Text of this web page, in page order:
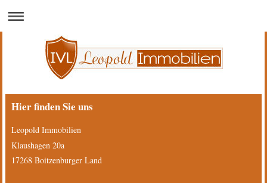
Hier finden Sie uns
Leopold Immobilien
Klaushagen 20a
17268 Boitzenburger Land